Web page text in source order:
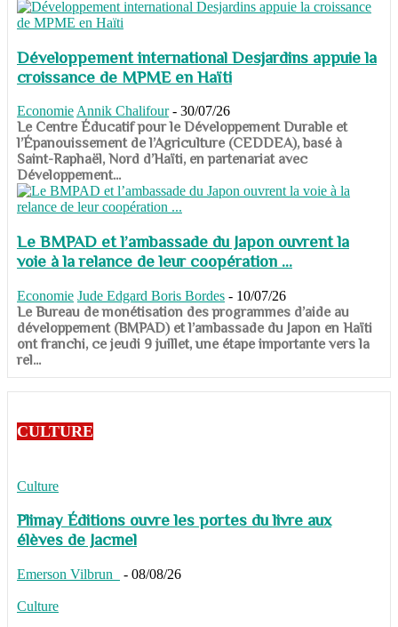
Développement international Desjardins appuie la
croissance de MPME en Haïti
Economie Annik Chalifour - 30/07/26
​​​​​​​Le Centre Éducatif pour le Développement Durable et
l’Épanouissement de l’Agriculture (CEDDEA), basé à
Saint-Raphaël, Nord d’Haïti, en partenariat avec
Développement...
Le BMPAD et l’ambassade du Japon ouvrent la
voie à la relance de leur coopération ...
Economie Jude Edgard Boris Bordes - 10/07/26
​​​​​​​Le Bureau de monétisation des programmes d’aide au
développement (BMPAD) et l’ambassade du Japon en Haïti
ont franchi, ce jeudi 9 juillet, une étape importante vers la
rel...
CULTURE
Culture
Plimay Éditions ouvre les portes du livre aux
élèves de Jacmel
Emerson Vilbrun - 08/08/26
Culture